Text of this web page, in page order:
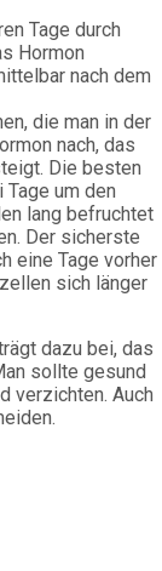
Tage durch
Hormon
nach dem
die man in der
nach, das
Die besten
um den
lang befruchtet
Der sicherste
eine Tage vorher
sich länger
dazu bei, das
sollte gesund
verzichten. Auch